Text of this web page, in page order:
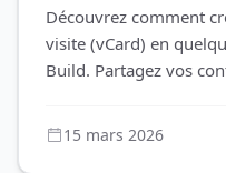
Découvrez comment
visite (vCard) en
Build. Partagez vos
15 mars 2026